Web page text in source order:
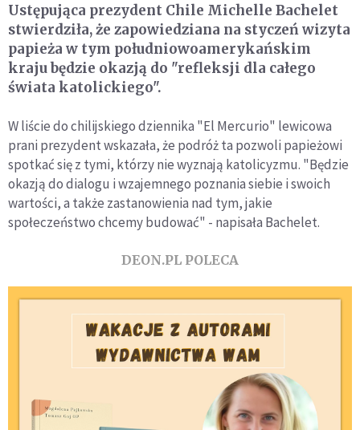
Ustępująca prezydent Chile Michelle Bachelet
stwierdziła, że zapowiedziana na styczeń wizyta
papieża w tym południowoamerykańskim
kraju będzie okazją do "refleksji dla całego
świata katolickiego".
W liście do chilijskiego dziennika "El Mercurio" lewicowa
prani prezydent wskazała, że podróż ta pozwoli papieżowi
spotkać się z tymi, którzy nie wyznają katolicyzmu. "Będzie
okazją do dialogu i wzajemnego poznania siebie i swoich
wartości, a także zastanowienia nad tym, jakie
społeczeństwo chcemy budować" - napisała Bachelet.
DEON.PL POLECA